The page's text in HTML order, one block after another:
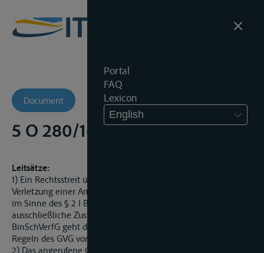
Portal
FAQ
Lexicon
English
Document
5 O 280/16 - Landgericht (-)
Leitsätze:
1) Ein Rechtsstreit über Schadenersatzansprüche wegen
Verletzung einer Amtspflicht ist eine Binnenschifffahrtssache
im Sinne des § 2 I BinSchVerfG. Die besondere,
ausschließliche Zuständigkeit der Schiffahrtsgerichte nach
BinSchVerfG geht der allgemeinen Zuständigkeit nach den
Regeln des GVG vor.
2) Das angerufene Gericht hat die ausschließliche